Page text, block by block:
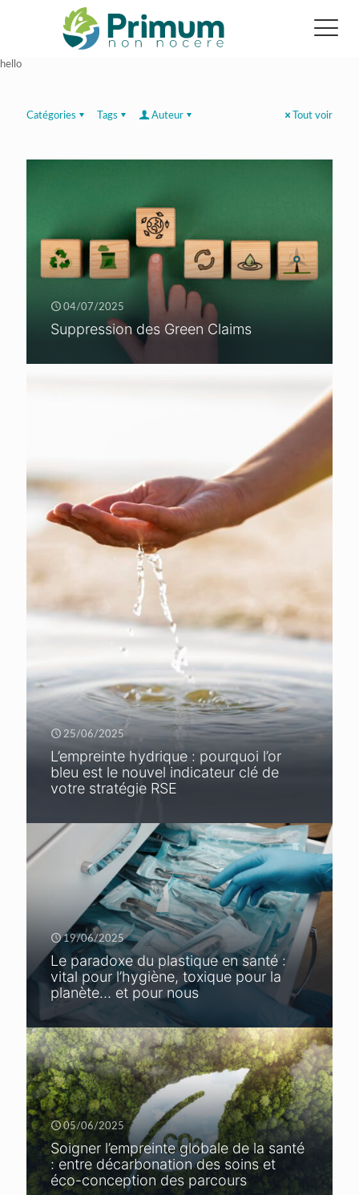
hello
Catégories Tags Auteur Tout voir
04/07/2025
Suppression des Green Claims
25/06/2025
L’empreinte hydrique : pourquoi l’or
bleu est le nouvel indicateur clé de
votre stratégie RSE
19/06/2025
Le paradoxe du plastique en santé :
vital pour l’hygiène, toxique pour la
planète… et pour nous
05/06/2025
Soigner l’empreinte globale de la santé
: entre décarbonation des soins et
éco-conception des parcours